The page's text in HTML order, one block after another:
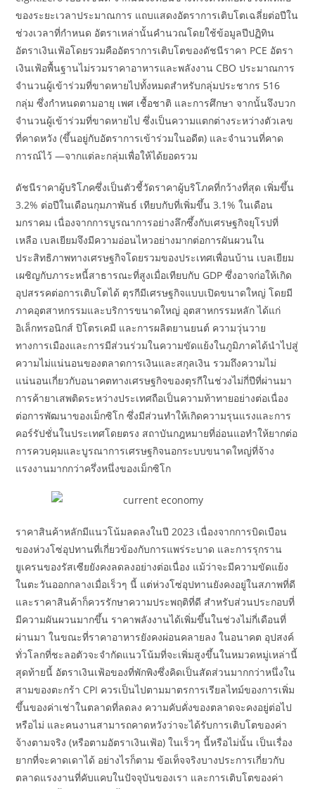
ของระยะเวลาประมาณการ แถบแสดงอัตราการเติบโตเฉลี่ยต่อปีใน
ช่วงเวลาที่กำหนด อัตราเหล่านั้นคำนวณโดยใช้ข้อมูลปีปฏิทิน
อัตราเงินเฟ้อโดยรวมคืออัตราการเติบโตของดัชนีราคา PCE อัตรา
เงินเฟ้อพื้นฐานไม่รวมราคาอาหารและพลังงาน CBO ประมาณการ
จำนวนผู้เข้าร่วมที่ขาดหายไปทั้งหมดสำหรับกลุ่มประชากร 516
กลุ่ม ซึ่งกำหนดตามอายุ เพศ เชื้อชาติ และการศึกษา จากนั้นจึงบวก
จำนวนผู้เข้าร่วมที่ขาดหายไป ซึ่งเป็นความแตกต่างระหว่างตัวเลข
ที่คาดหวัง (ขึ้นอยู่กับอัตราการเข้าร่วมในอดีต) และจำนวนที่คาด
การณ์ไว้ —จากแต่ละกลุ่มเพื่อให้ได้ยอดรวม
ดัชนีราคาผู้บริโภคซึ่งเป็นตัวชี้วัดราคาผู้บริโภคที่กว้างที่สุด เพิ่มขึ้น
3.2% ต่อปีในเดือนกุมภาพันธ์ เทียบกับที่เพิ่มขึ้น 3.1% ในเดือน
มกราคม เนื่องจากการบูรณาการอย่างลึกซึ้งกับเศรษฐกิจยุโรปที่
เหลือ เบลเยียมจึงมีความอ่อนไหวอย่างมากต่อการผันผวนใน
ประสิทธิภาพทางเศรษฐกิจโดยรวมของประเทศเพื่อนบ้าน เบลเยียม
เผชิญกับภาระหนี้สาธารณะที่สูงเมื่อเทียบกับ GDP ซึ่งอาจก่อให้เกิด
อุปสรรคต่อการเติบโตได้ ตุรกีมีเศรษฐกิจแบบเปิดขนาดใหญ่ โดยมี
ภาคอุตสาหกรรมและบริการขนาดใหญ่ อุตสาหกรรมหลัก ได้แก่
อิเล็กทรอนิกส์ ปิโตรเคมี และการผลิตยานยนต์ ความวุ่นวาย
ทางการเมืองและการมีส่วนร่วมในความขัดแย้งในภูมิภาคได้นำไปสู่
ความไม่แน่นอนของตลาดการเงินและสกุลเงิน รวมถึงความไม่
แน่นอนเกี่ยวกับอนาคตทางเศรษฐกิจของตุรกีในช่วงไม่กี่ปีที่ผ่านมา
การค้ายาเสพติดระหว่างประเทศถือเป็นความท้าทายอย่างต่อเนื่อง
ต่อการพัฒนาของเม็กซิโก ซึ่งมีส่วนทำให้เกิดความรุนแรงและการ
คอร์รัปชั่นในประเทศโดยตรง สถาบันกฎหมายที่อ่อนแอทำให้ยากต่อ
การควบคุมและบูรณาการเศรษฐกิจนอกระบบขนาดใหญ่ที่จ้าง
แรงงานมากกว่าครึ่งหนึ่งของเม็กซิโก
ราคาสินค้าหลักมีแนวโน้มลดลงในปี 2023 เนื่องจากการบิดเบือน
ของห่วงโซ่อุปทานที่เกี่ยวข้องกับการแพร่ระบาด และการรุกราน
ยูเครนของรัสเซียยังคงลดลงอย่างต่อเนื่อง แม้ว่าจะมีความขัดแย้ง
ในตะวันออกกลางเมื่อเร็วๆ นี้ แต่ห่วงโซ่อุปทานยังคงอยู่ในสภาพที่ดี
และราคาสินค้าก็ควรรักษาความประพฤติที่ดี สำหรับส่วนประกอบที่
มีความผันผวนมากขึ้น ราคาพลังงานได้เพิ่มขึ้นในช่วงไม่กี่เดือนที่
ผ่านมา ในขณะที่ราคาอาหารยังคงผ่อนคลายลง ในอนาคต อุปสงค์
ทั่วโลกที่ชะลอตัวจะจำกัดแนวโน้มที่จะเพิ่มสูงขึ้นในหมวดหมู่เหล่านี้
สุดท้ายนี้ อัตราเงินเฟ้อของที่พักพิงซึ่งคิดเป็นสัดส่วนมากกว่าหนึ่งใน
สามของตะกร้า CPI ควรเป็นไปตามมาตรการเรียลไทม์ของการเพิ่ม
ขึ้นของค่าเช่าในตลาดที่ลดลง ความคับคั่งของตลาดจะคงอยู่ต่อไป
หรือไม่ และคนงานสามารถคาดหวังว่าจะได้รับการเติบโตของค่า
จ้างตามจริง (หรือตามอัตราเงินเฟ้อ) ในเร็วๆ นี้หรือไม่นั้น เป็นเรื่อง
ยากที่จะคาดเดาได้ อย่างไรก็ตาม ข้อเท็จจริงบางประการเกี่ยวกับ
ตลาดแรงงานที่คับแคบในปัจจุบันของเรา และการเติบโตของค่า